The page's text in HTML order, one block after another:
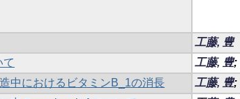
工藤, 豊
て 工藤, 豊;
中におけるビタミンB_1の消長 工藤, 豊;